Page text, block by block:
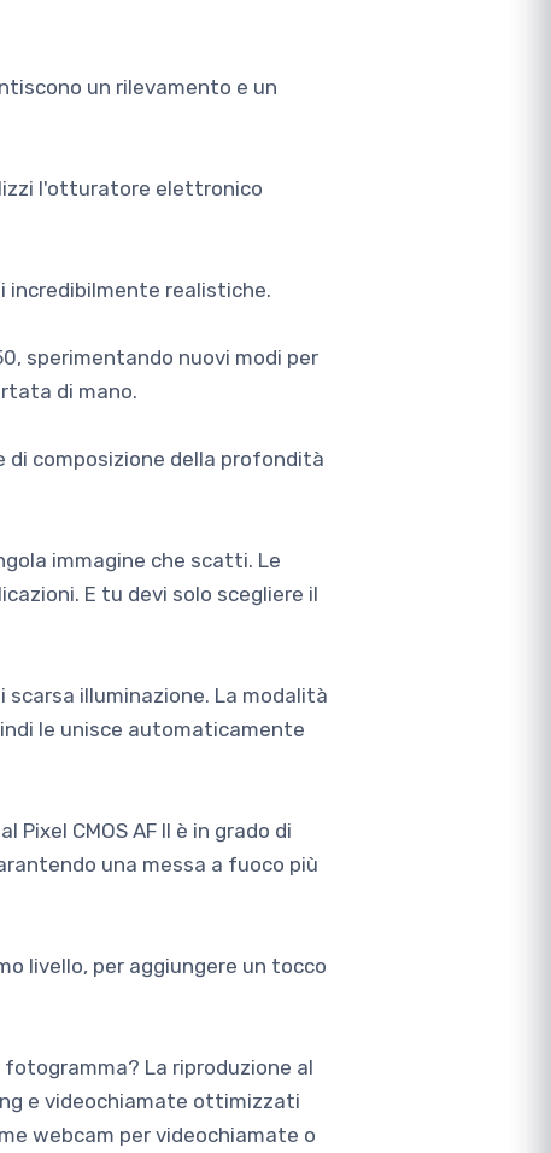
un rilevamento e un
l'otturatore elettronico
incredibilmente realistiche.
sperimentando nuovi modi per
di mano.
di composizione della profondità
immagine che scatti. Le
E tu devi solo scegliere il
illuminazione. La modalità
le unisce automaticamente
CMOS AF II è in grado di
una messa a fuoco più
livello, per aggiungere un tocco
La riproduzione al
e videochiamate ottimizzati
webcam per videochiamate o